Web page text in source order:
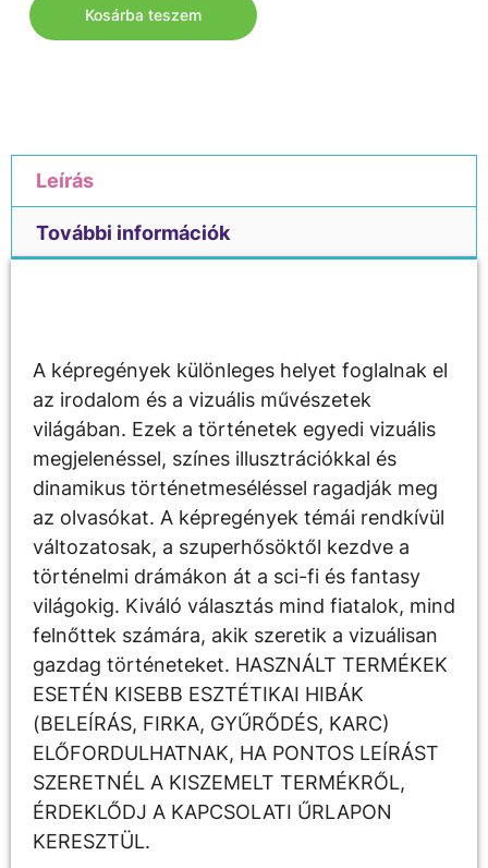
Kosárba teszem
Leírás
További információk
A képregények különleges helyet foglalnak el
az irodalom és a vizuális művészetek
világában. Ezek a történetek egyedi vizuális
megjelenéssel, színes illusztrációkkal és
dinamikus történetmeséléssel ragadják meg
az olvasókat. A képregények témái rendkívül
változatosak, a szuperhősöktől kezdve a
történelmi drámákon át a sci-fi és fantasy
világokig. Kiváló választás mind fiatalok, mind
felnőttek számára, akik szeretik a vizuálisan
gazdag történeteket. HASZNÁLT TERMÉKEK
ESETÉN KISEBB ESZTÉTIKAI HIBÁK
(BELEÍRÁS, FIRKA, GYŰRŐDÉS, KARC)
ELŐFORDULHATNAK, HA PONTOS LEÍRÁST
SZERETNÉL A KISZEMELT TERMÉKRŐL,
ÉRDEKLŐDJ A KAPCSOLATI ŰRLAPON
KERESZTÜL.